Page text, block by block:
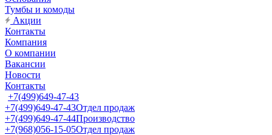
Тумбы и комоды
Акции
Контакты
Компания
О компании
Вакансии
Новости
Контакты
+7(499)649-47-43
+7(499)649-47-43Отдел продаж
+7(499)649-47-44Производство
+7(968)056-15-05Отдел продаж